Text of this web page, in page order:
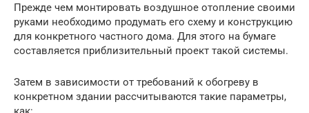
Прежде чем монтировать воздушное отопление своими
руками необходимо продумать его схему и конструкцию
для конкретного частного дома. Для этого на бумаге
составляется приблизительный проект такой системы.
Затем в зависимости от требований к обогреву в
конкретном здании рассчитываются такие параметры,